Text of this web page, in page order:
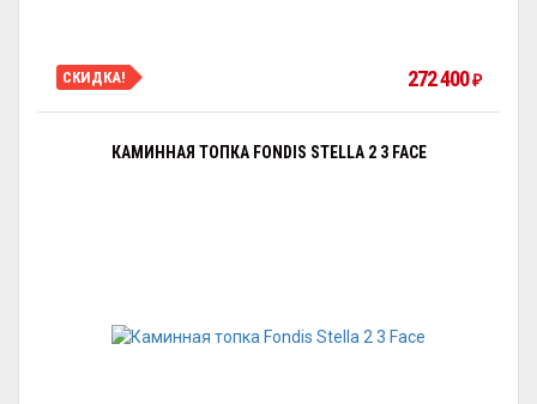
СКИДКА! 272 400₽
КАМИННАЯ ТОПКА FONDIS STELLA 2 3 FACE